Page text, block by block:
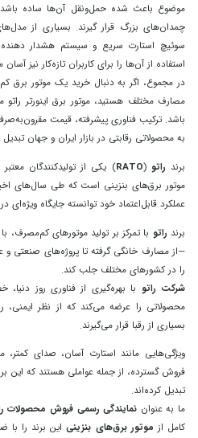
موضوع باعث شده حمل‌ونقل آن‌ها ساده
چمدان‌های بزرگ قرار گیرند. بسیاری از مدل‌های
سوئیچ استارت سریع و سیستم هشدار
استفاده از آن‌ها را برای کاربران تازه‌کار نیز
در مجموع، اگر به دنبال خرید یک موتور برق
مصارف مختلف هستید، موتور برق اینورتر راتو
باشد. ترکیب فناوری پیشرفته، قیمت
به محصولاتی رقابتی در بازار ایران و جهان
برند راتو (
RATO) یکی از تولیدکنندگان
موتور برق‌های بنزینی است که طی سال‌های
عملکرد قابل‌اعتماد خود توانسته جایگاه ویژه‌ای در
برند راتو با تمرکز بر تولید موتورهای
—از مصارف خانگی گرفته تا پروژه‌های صنعتی و
را در کشورهای مختلف جلب کند.
شرکت راتو با بهره‌گیری از فناوری روز
محصولاتی را عرضه می‌کند که از نظر ایمنی،
بسیاری از رقبا قرار می‌گیرند.
ویژگی‌هایی مانند استارت آسان، صدای
فروش گسترده، از جمله عواملی هستند که این
تبدیل کرده‌اند.
ما به‌ عنوان نمایندگی رسمی فروش محصولات
کامل از موتور برق‌های بنزینیاین برند را با